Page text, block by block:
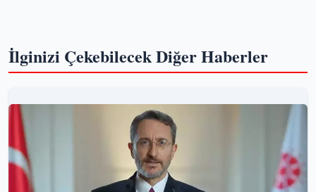
İlginizi Çekebilecek Diğer Haberler